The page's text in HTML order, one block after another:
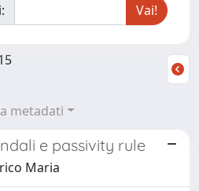
metadati
e passivity rule
Maria